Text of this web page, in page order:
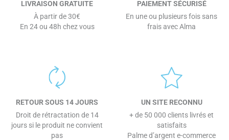
LIVRAISON GRATUITE
À partir de 30€
En 24 ou 48h chez vous
PAIEMENT SÉCURISÉ
En une ou plusieurs fois sans
frais avec Alma
RETOUR SOUS 14 JOURS
Droit de rétractation de 14
jours si le produit ne convient
pas
UN SITE RECONNU
+ de 50 000 clients livrés et
satisfaits
Palme d’argent e-commerce